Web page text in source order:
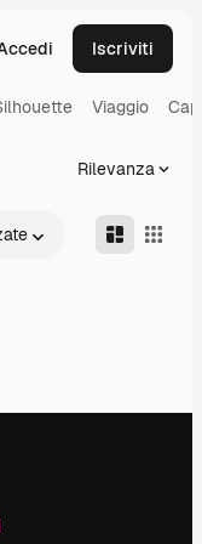
Iscriviti
Viaggio
Rilevanza